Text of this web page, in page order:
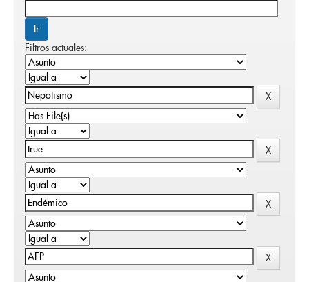
Filtros actuales: